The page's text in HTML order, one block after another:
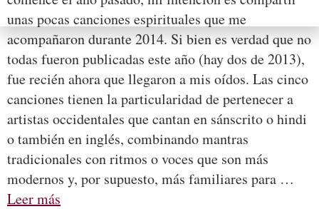
unas pocas canciones espirituales que me
acompañaron durante 2014. Si bien es verdad que no
todas fueron publicadas este año (hay dos de 2013),
fue recién ahora que llegaron a mis oídos. Las cinco
canciones tienen la particularidad de pertenecer a
artistas occidentales que cantan en sánscrito o hindi
o también en inglés, combinando mantras
tradicionales con ritmos o voces que son más
modernos y, por supuesto, más familiares para …
Leer más